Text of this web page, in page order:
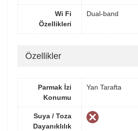
Wi Fi
Özellikleri
Dual-band
Özellikler
Parmak İzi
Konumu
Yan Tarafta
Suya / Toza
Dayanıklılık